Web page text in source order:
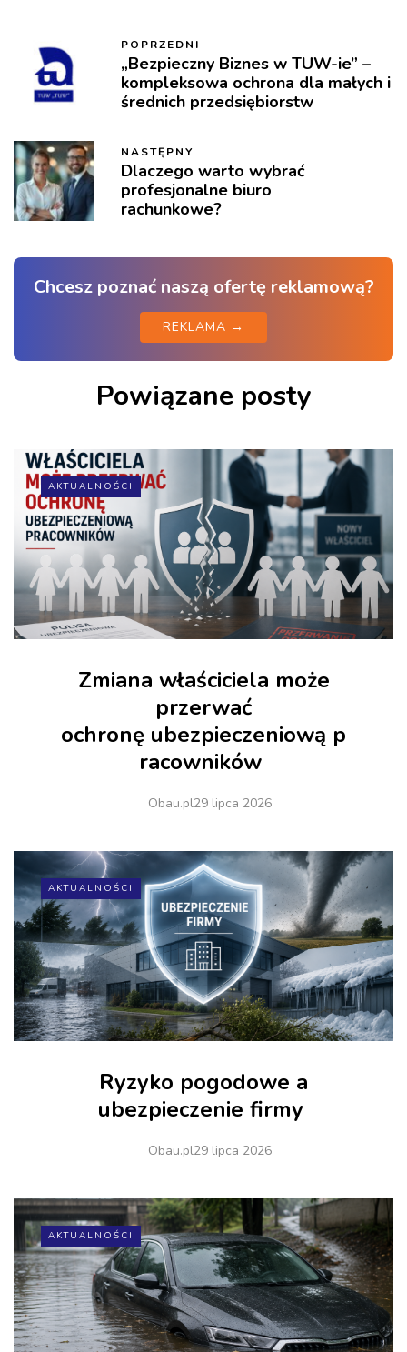
POPRZEDNI
„Bezpieczny Biznes w TUW-ie” –
kompleksowa ochrona dla małych i
średnich przedsiębiorstw
NASTĘPNY
Dlaczego warto wybrać
profesjonalne biuro
rachunkowe?
Chcesz poznać naszą ofertę reklamową?
REKLAMA →
Powiązane posty
AKTUALNOŚCI
Zmiana właściciela może
przerwać
ochronę ubezpieczeniową p
racowników
Obau.pl29 lipca 2026
AKTUALNOŚCI
Ryzyko pogodowe a
ubezpieczenie firmy
Obau.pl29 lipca 2026
AKTUALNOŚCI